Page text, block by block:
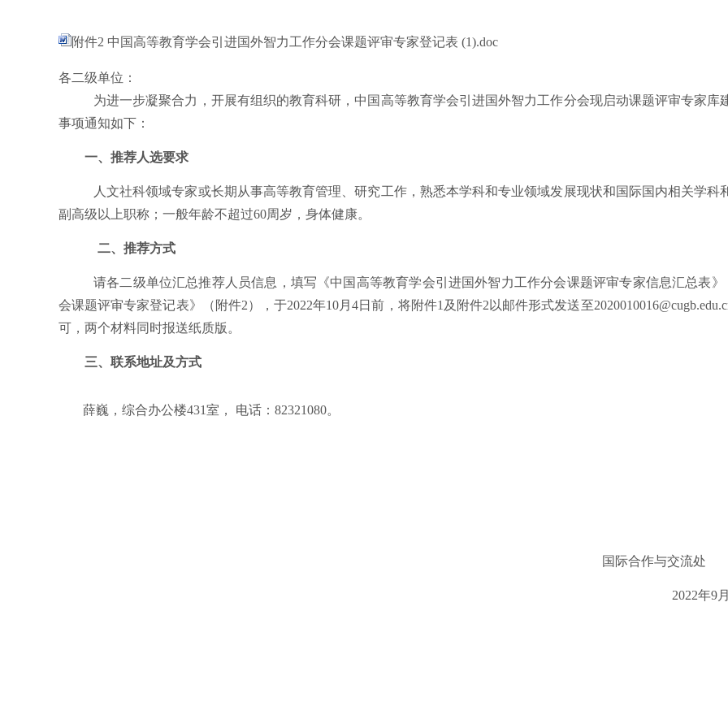
附件2 中国高等教育学会引进国外智力工作分会课题评审专家登记表 (1).doc
各二级单位：
为进一步凝聚合力，开展有组织的教育科研，中国高等教育学会引进国外智力工作分会现启动课题评审专家库
事项通知如下：
一、推荐人选要求
人文社科领域专家或长期从事高等教育管理、研究工作，熟悉本学科和专业领域发展现状和国际国内相关学
副高级以上职称；一般年龄不超过60周岁，身体健康。
二、推荐方式
请各二级单位汇总推荐人员信息，填写《中国高等教育学会引进国外智力工作分会课题评审专家信息汇总表》
会课题评审专家登记表》（附件2），于2022年10月4日前，将附件1 及附件2以邮件形式发送至
可，两个材料同时报送纸质版。
三、联系地址及方式
薛巍，综合办公楼431室， 电话： 82321080。
国际合作与交流处
2022年9